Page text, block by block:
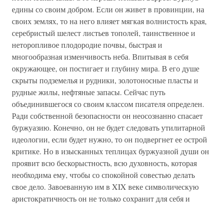
едины со своим добром. Если он живет в провинции, на
своих землях, то на него влияет мягкая волнистость края,
серебристый шелест листьев тополей, таинственное и
неторопливое плодородие почвы, быстрая и
многообразная изменчивость неба. Впитывая в себя
окружающее, он постигает и глубину мира. В его душе
скрыты подземелья и рудники, золотоносные пласты и
рудные жилы, нефтяные запасы. Сейчас путь
объединившегося со своим классом писателя определен.
Ради собственной безопасности он неосознанно спасает
буржуазию. Конечно, он не будет следовать утилитарной
идеологии, если будет нужно, то он подвергнет ее острой
критике. Но в изысканных теплицах буржуазной души он
проявит всю бескорыстность, всю духовность, которая
необходима ему, чтобы со спокойной совестью делать
свое дело. Завоеванную им в XIX веке символическую
аристократичность он не только сохранит для себя и